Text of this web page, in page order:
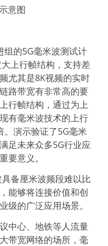
意图
组的5G毫米波测试计
上行帧结构，支持差
尤其是8K视频的实时
路带宽有非常高的要
行帧结构，通过为上
有毫米波技术的上行
演示验证了5G毫米
足未来众多5G行业应
要意义。
备厘米波频段难以比
能够将连接价值和创
级的广泛应用场景。
中心、地铁等人流量
带宽网络的场所，毫